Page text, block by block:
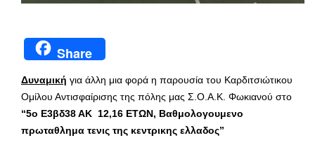
Share
Δυναμική για άλλη μια φορά η παρουσία του Καρδιτσιώτικου
Ομίλου Αντισφαίρισης της πόλης μας Σ.Ο.Α.Κ. Φωκιανού στο
“5o Ε3βδ38 ΑΚ 12,16 ΕΤΩΝ, Βαθμολογουμενο
πρωταθλημα τενις της κεντρικης ελλαδος”